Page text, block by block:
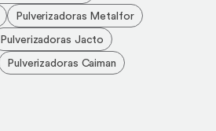
Pulverizadoras Metalfor
Pulverizadoras Jacto
Pulverizadoras Caiman